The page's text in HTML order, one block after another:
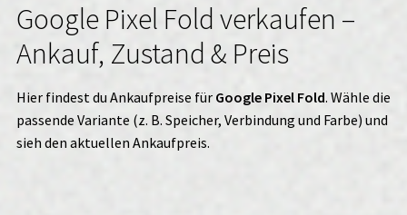
Google Pixel Fold verkaufen –
Ankauf, Zustand & Preis
Hier findest du Ankaufpreise für Google Pixel Fold. Wähle die
passende Variante (z. B. Speicher, Verbindung und Farbe) und
sieh den aktuellen Ankaufpreis.